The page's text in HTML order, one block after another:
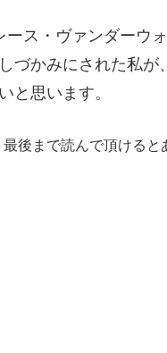
ース・ヴァンダーウ
づかみにされた私が
と思います。
後まで読んで頂けると